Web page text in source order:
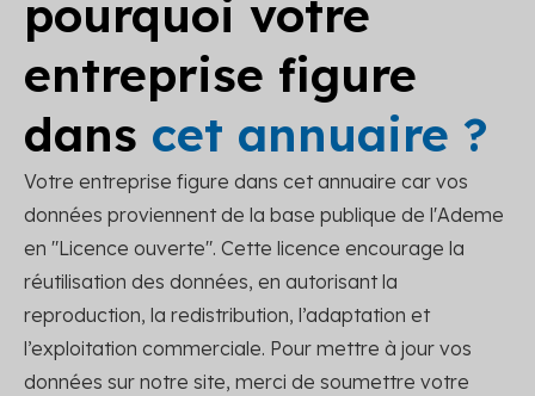
pourquoi votre
entreprise figure
dans cet annuaire ?
Votre entreprise figure dans cet annuaire car vos
données proviennent de la base publique de l'Ademe
en "Licence ouverte". Cette licence encourage la
réutilisation des données, en autorisant la
reproduction, la redistribution, l’adaptation et
l’exploitation commerciale. Pour mettre à jour vos
données sur notre site, merci de soumettre votre